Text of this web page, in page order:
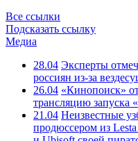
Все ссылки
Подсказать ссылку
Медиа
28.04 Эксперты
россиян из-за
26.04 «Кинопоиск»
трансляцию запуска
21.04 Неизвестные
продюссером из